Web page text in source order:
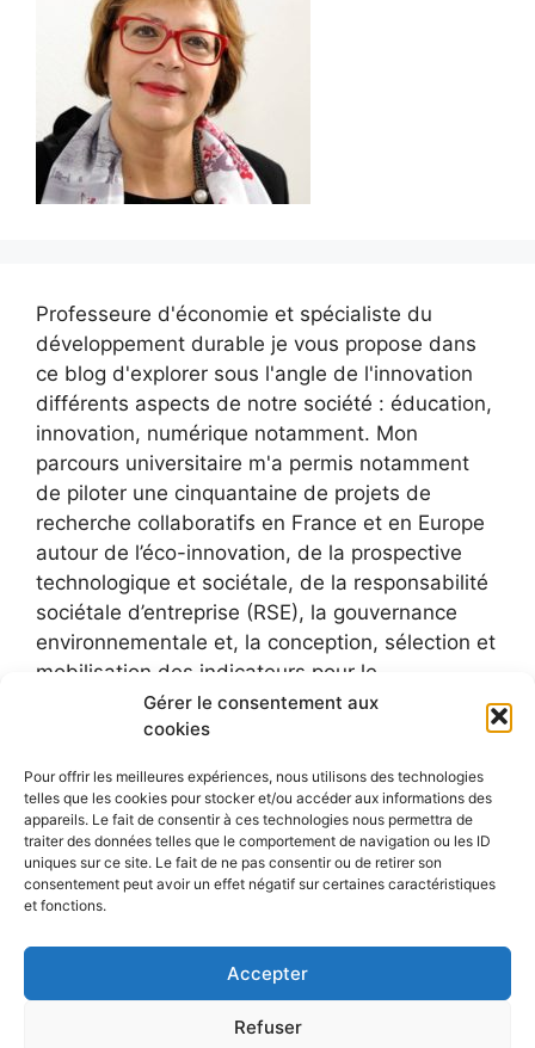
Gérer le consentement aux
cookies
Pour offrir les meilleures expériences, nous utilisons des technologies
telles que les cookies pour stocker et/ou accéder aux informations des
appareils. Le fait de consentir à ces technologies nous permettra de
traiter des données telles que le comportement de navigation ou les ID
uniques sur ce site. Le fait de ne pas consentir ou de retirer son
consentement peut avoir un effet négatif sur certaines caractéristiques
et fonctions.
Accepter
Refuser
Professeure d'économie et spécialiste du
développement durable je vous propose dans
ce blog d'explorer sous l'angle de l'innovation
différents aspects de notre société : éducation,
innovation, numérique notamment. Mon
parcours universitaire m'a permis notamment
de piloter une cinquantaine de projets de
recherche collaboratifs en France et en Europe
autour de l’éco-innovation, de la prospective
technologique et sociétale, de la responsabilité
sociétale d’entreprise (RSE), la gouvernance
environnementale et, la conception, sélection et
mobilisation des indicateurs pour le
développement durable.